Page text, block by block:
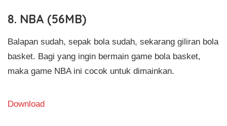
8. NBA (56MB)
Balapan sudah, sepak bola sudah, sekarang giliran bola
basket. Bagi yang ingin bermain game bola basket,
maka game NBA ini cocok untuk dimainkan.
Download